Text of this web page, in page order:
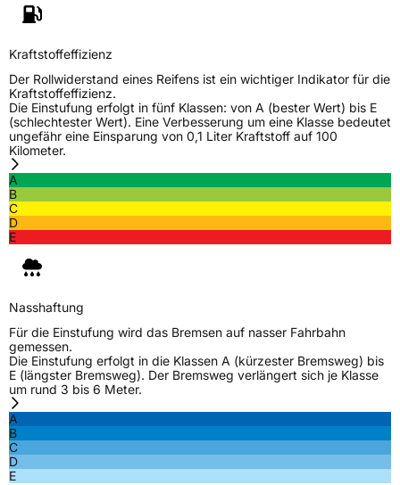
Rollgeräusch (Klasse)
Rollgeräusch (dB)
FahrzeugklasseC1
3PMSF / Schneeflockensymbol / Alpine-SymbolNein
EPREL ID1358086
Allgemeine Produktsicherheit (GPSR)
HerstellerkontaktPrinx Chengshan Tire Europe GmbH, Berliner
Kraftstoffeffizienz
Der Rollwiderstand eines Reifens ist ein wichtiger Indikator für die
Kraftstoffeffizienz.
Die Einstufung erfolgt in fünf Klassen: von A (bester Wert) bis E
(schlechtester Wert). Eine Verbesserung um eine Klasse bedeutet
ungefähr eine Einsparung von 0,1 Liter Kraftstoff auf 100
Kilometer.
A
B
C
D
E
Nasshaftung
Für die Einstufung wird das Bremsen auf nasser Fahrbahn
gemessen.
Die Einstufung erfolgt in die Klassen A (kürzester Bremsweg) bis
E (längster Bremsweg). Der Bremsweg verlängert sich je Klasse
um rund 3 bis 6 Meter.
A
B
C
D
E